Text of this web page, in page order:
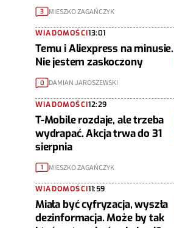
3 MIESZKO ZAGAŃCZYK
WIADOMOŚCI13:01
Temu i Aliexpress na minusie.
Nie jestem zaskoczony
0 DAMIAN JAROSZEWSKI
WIADOMOŚCI12:29
T-Mobile rozdaje, ale trzeba
wydrapać. Akcja trwa do 31
sierpnia
1 MIESZKO ZAGAŃCZYK
WIADOMOŚCI11:59
Miała być cyfryzacja, wyszła
dezinformacja. Może by tak